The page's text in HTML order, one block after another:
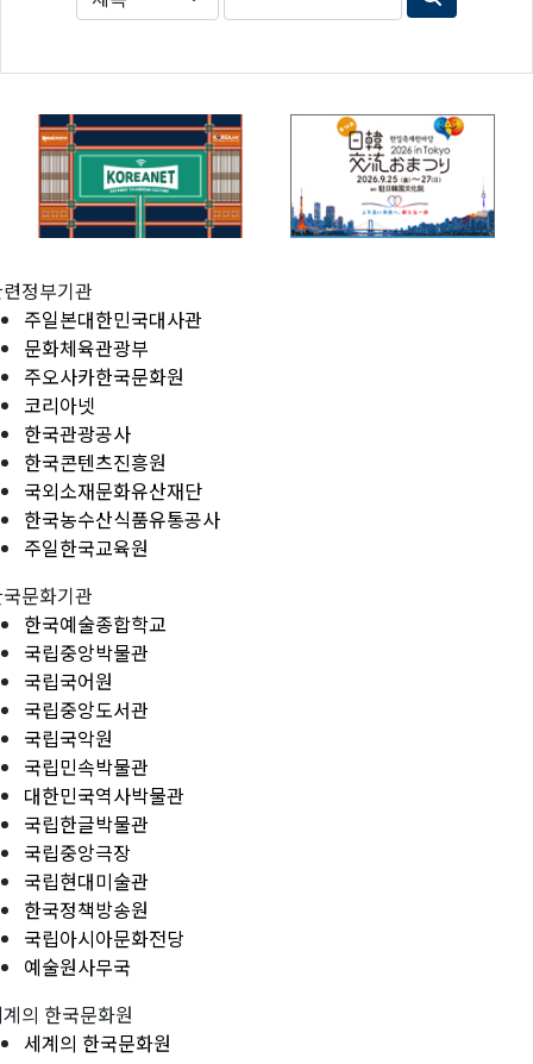
정부기관
주일본대한민국대사관
문화체육관광부
주오사카한국문화원
코리아넷
한국관광공사
한국콘텐츠진흥원
국외소재문화유산재단
한국농수산식품유통공사
주일한국교육원
문화기관
한국예술종합학교
국립중앙박물관
국립국어원
국립중앙도서관
국립국악원
국립민속박물관
대한민국역사박물관
국립한글박물관
국립중앙극장
국립현대미술관
한국정책방송원
국립아시아문화전당
예술원사무국
의 한국문화원
세계의 한국문화원